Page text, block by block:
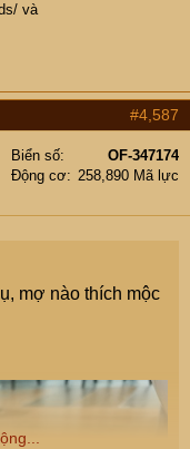
và
#4,587
Biển số
OF-347174
Động cơ
258,890 Mã lực
mợ nào thích mộc